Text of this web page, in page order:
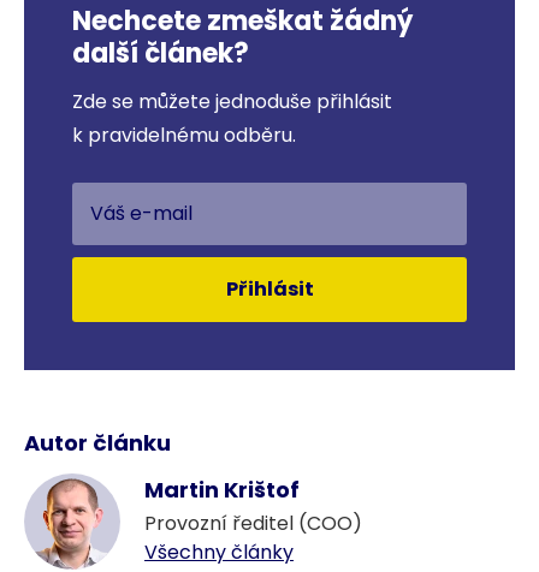
Nechcete zmeškat žádný
další článek?
Zde se můžete jednoduše přihlásit
k pravidelnému odběru.
Přihlásit
Autor článku
Martin Krištof
Provozní ředitel (COO)
Všechny články